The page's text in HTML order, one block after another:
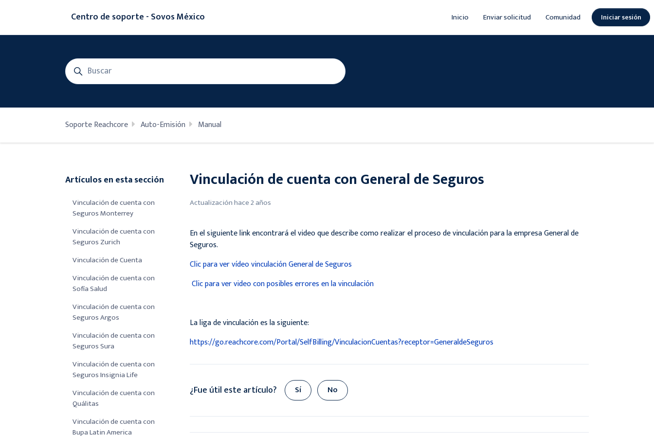
Centro de soporte - Sovos México Inicio Enviar solicitud Comunidad Iniciar sesión
Búsqueda
Soporte Reachcore Auto-Emisión Manual
Vinculación de cuenta con General de Seguros
Actualizaciónhace 2 años
En el siguiente link encontrará el video que describe como realizar el proceso de vinculación para la empresa General de
Seguros.
Clic para ver vídeo vinculación General de Seguros
Clic para ver video con posibles errores en la vinculación
La liga de vinculación es la siguiente:
https://go.reachcore.com/Portal/SelfBilling/VinculacionCuentas?receptor=GeneraldeSeguros
¿Fue útil este artículo? Sí No
Artículos en esta sección
Vinculación de cuenta con
Seguros Monterrey
Vinculación de cuenta con
Seguros Zurich
Vinculación de Cuenta
Vinculación de cuenta con
Sofía Salud
Vinculación de cuenta con
Seguros Argos
Vinculación de cuenta con
Seguros Sura
Vinculación de cuenta con
Seguros Insignia Life
Vinculación de cuenta con
Quálitas
Vinculación de cuenta con
Bupa Latin America